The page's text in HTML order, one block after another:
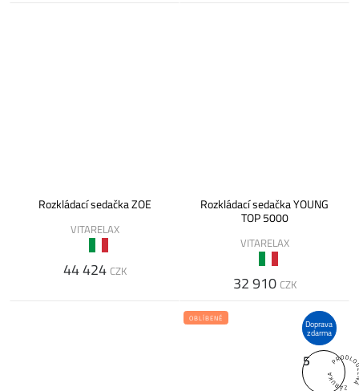
Rozkládací sedačka ZOE
VITARELAX
44 424 CZK
Rozkládací sedačka YOUNG
TOP 5000
VITARELAX
32 910 CZK
Doprava
zdarma
5
OBLÍBENÉ